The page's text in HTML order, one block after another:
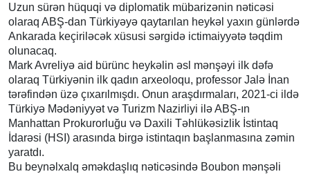
Uzun sürən hüquqi və diplomatik mübarizənin nəticəsi
olaraq ABŞ-dan Türkiyəyə qaytarılan heykəl yaxın günlərdə
Ankarada keçiriləcək xüsusi sərgidə ictimaiyyətə təqdim
olunacaq.
Mark Avreliyə aid bürünc heykəlin əsl mənşəyi ilk dəfə
olaraq Türkiyənin ilk qadın arxeoloqu, professor Jalə İnan
tərəfindən üzə çıxarılmışdı. Onun araşdırmaları, 2021-ci ildə
Türkiyə Mədəniyyət və Turizm Nazirliyi ilə ABŞ-ın
Manhattan Prokurorluğu və Daxili Təhlükəsizlik İstintaq
İdarəsi (HSI) arasında birgə istintaqın başlanmasına zəmin
yaratdı.
Bu beynəlxalq əməkdaşlıq nəticəsində Boubon mənşəli